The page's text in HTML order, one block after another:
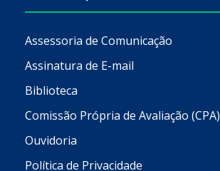
Assessoria de Comunicação
Assinatura de E-mail
Biblioteca
Comissão Própria de Avaliação (CPA)
Ouvidoria
Política de Privacidade